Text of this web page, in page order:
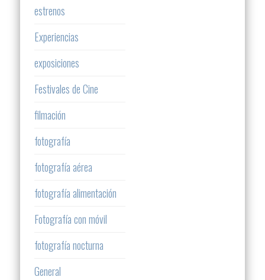
estrenos
Experiencias
exposiciones
Festivales de Cine
filmación
fotografía
fotografía aérea
fotografía alimentación
Fotografía con móvil
fotografía nocturna
General